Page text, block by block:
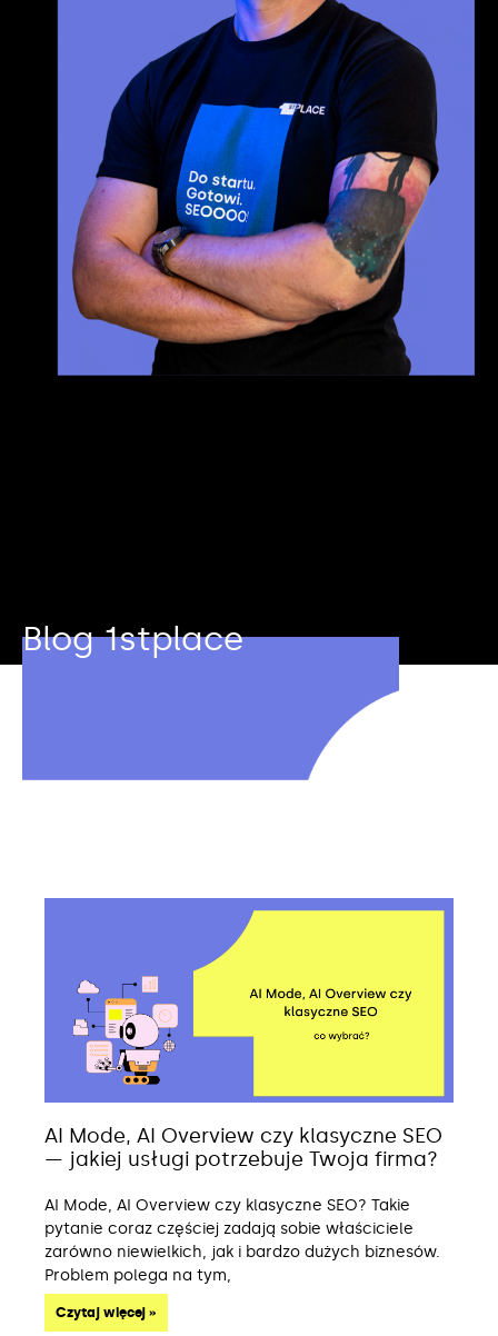
Blog 1stplace
AI Mode, AI Overview czy klasyczne SEO
— jakiej usługi potrzebuje Twoja firma?
AI Mode, AI Overview czy klasyczne SEO? Takie
pytanie coraz częściej zadają sobie właściciele
zarówno niewielkich, jak i bardzo dużych biznesów.
Problem polega na tym,
Czytaj więcej »